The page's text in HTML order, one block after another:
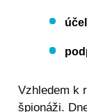
Vzhledem k
špionáži.